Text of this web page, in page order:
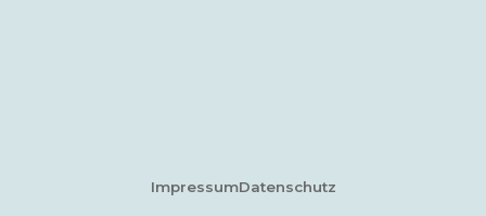
ImpressumDatenschutz